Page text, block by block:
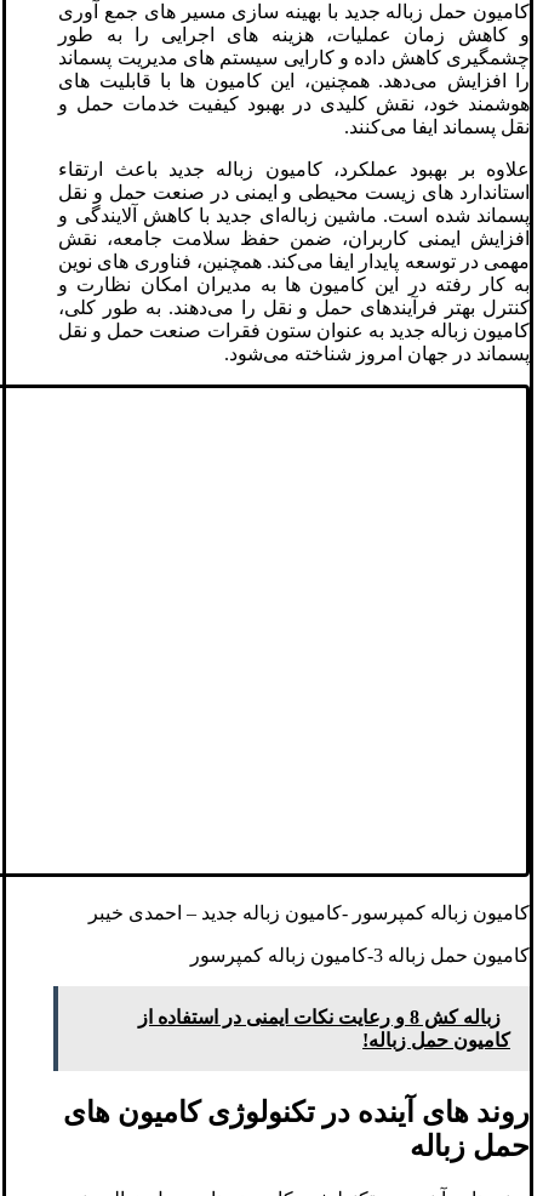
کامیون حمل زباله جدید با بهینه‌ سازی مسیر های جمع ‌آوری
و کاهش زمان عملیات، هزینه‌ های اجرایی را به طور
چشمگیری کاهش داده و کارایی سیستم ‌های مدیریت پسماند
را افزایش می‌دهد. همچنین، این کامیون‌ ها با قابلیت‌ های
هوشمند خود، نقش کلیدی در بهبود کیفیت خدمات حمل و
نقل پسماند ایفا می‌کنند.
علاوه بر بهبود عملکرد، کامیون زباله جدید باعث ارتقاء
استاندارد های زیست‌ محیطی و ایمنی در صنعت حمل و نقل
پسماند شده است. ماشین زباله‌ای جدید با کاهش آلایندگی و
افزایش ایمنی کاربران، ضمن حفظ سلامت جامعه، نقش
مهمی در توسعه پایدار ایفا می‌کند. همچنین، فناوری‌ های نوین
به کار رفته در این کامیون ‌ها به مدیران امکان نظارت و
کنترل بهتر فرآیندهای حمل و نقل را می‌دهند. به طور کلی،
کامیون زباله جدید به عنوان ستون فقرات صنعت حمل و نقل
پسماند در جهان امروز شناخته می‌شود.
کامیون زباله کمپرسور -کامیون زباله جدید – احمدی خیبر
کامیون حمل زباله 3-کامیون زباله کمپرسور
زباله کش 8 و رعایت نکات ایمنی در استفاده از
کامیون حمل زباله!
روند های آینده در تکنولوژی کامیون‌ های
حمل زباله